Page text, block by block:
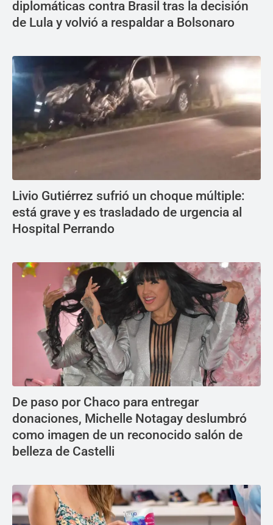
diplomáticas contra Brasil tras la decisión
de Lula y volvió a respaldar a Bolsonaro
Livio Gutiérrez sufrió un choque múltiple:
está grave y es trasladado de urgencia al
Hospital Perrando
De paso por Chaco para entregar
donaciones, Michelle Notagay deslumbró
como imagen de un reconocido salón de
belleza de Castelli